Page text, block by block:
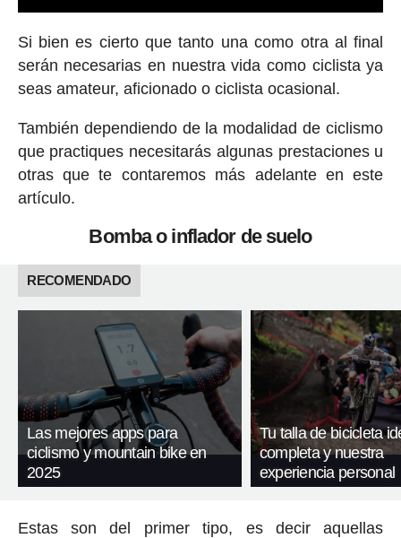
Si bien es cierto que tanto una como otra al final
serán necesarias en nuestra vida como ciclista ya
seas amateur, aficionado o ciclista ocasional.
También dependiendo de la modalidad de ciclismo
que practiques necesitarás algunas prestaciones u
otras que te contaremos más adelante en este
artículo.
Bomba o inflador de suelo
RECOMENDADO
Las mejores apps para
ciclismo y mountain bike en
2025
Tu talla de bicicleta
completa y nuestra
experiencia personal
Estas son del primer tipo, es decir aquellas